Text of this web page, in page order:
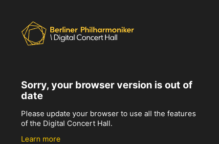
Sorry, your browser version is out of
date
Please update your browser to use all the features
of the Digital Concert Hall.
Learn more